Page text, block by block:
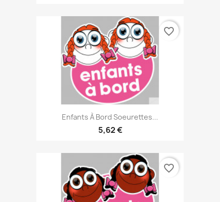
Enfants À Bord Soeurettes...
5,62 €
favorite_border
favorite_border